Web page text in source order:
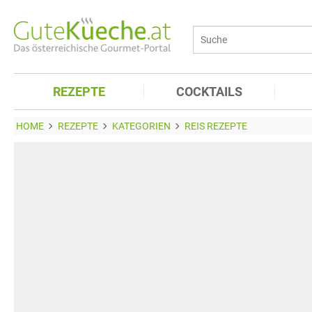
REZEPTE COCKTAILS
HOME REZEPTE KATEGORIEN REIS REZEPTE